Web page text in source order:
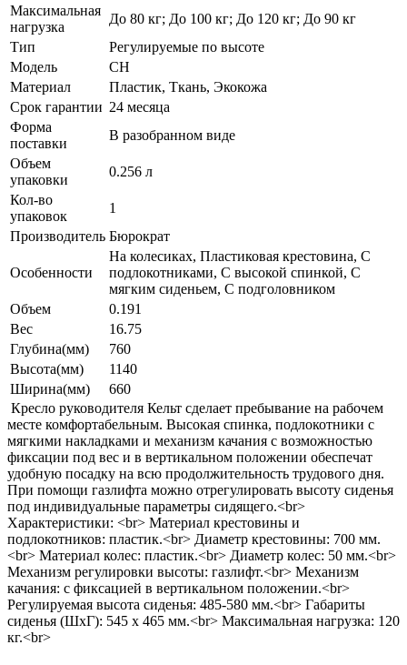
Максимальная
нагрузка
До 80 кг; До 100 кг; До 120 кг; До 90 кг
Тип
Регулируемые по высоте
Модель
СН
Материал
Пластик, Ткань, Экокожа
Срок гарантии 24 месяца
Форма
поставки
В разобранном виде
Объем
упаковки
0.256 л
Кол-во
упаковок
1
Производитель Бюрократ
Особенности
На колесиках, Пластиковая крестовина, С
подлокотниками, С высокой спинкой, С
мягким сиденьем, С подголовником
Объем
0.191
Вес
16.75
Глубина(мм)
760
Высота(мм)
1140
Ширина(мм)
660
Кресло руководителя Кельт сделает пребывание на рабочем
месте комфортабельным. Высокая спинка, подлокотники с
мягкими накладками и механизм качания с возможностью
фиксации под вес и в вертикальном положении обеспечат
удобную посадку на всю продолжительность трудового дня.
При помощи газлифта можно отрегулировать высоту сиденья
под индивидуальные параметры сидящего.<br>
Характеристики: <br> Материал крестовины и
подлокотников: пластик.<br> Диаметр крестовины: 700 мм.
<br> Материал колес: пластик.<br> Диаметр колес: 50 мм.<br>
Механизм регулировки высоты: газлифт.<br> Механизм
качания: с фиксацией в вертикальном положении.<br>
Регулируемая высота сиденья: 485-580 мм.<br> Габариты
сиденья (ШхГ): 545 х 465 мм.<br> Максимальная нагрузка: 120
кг.<br>